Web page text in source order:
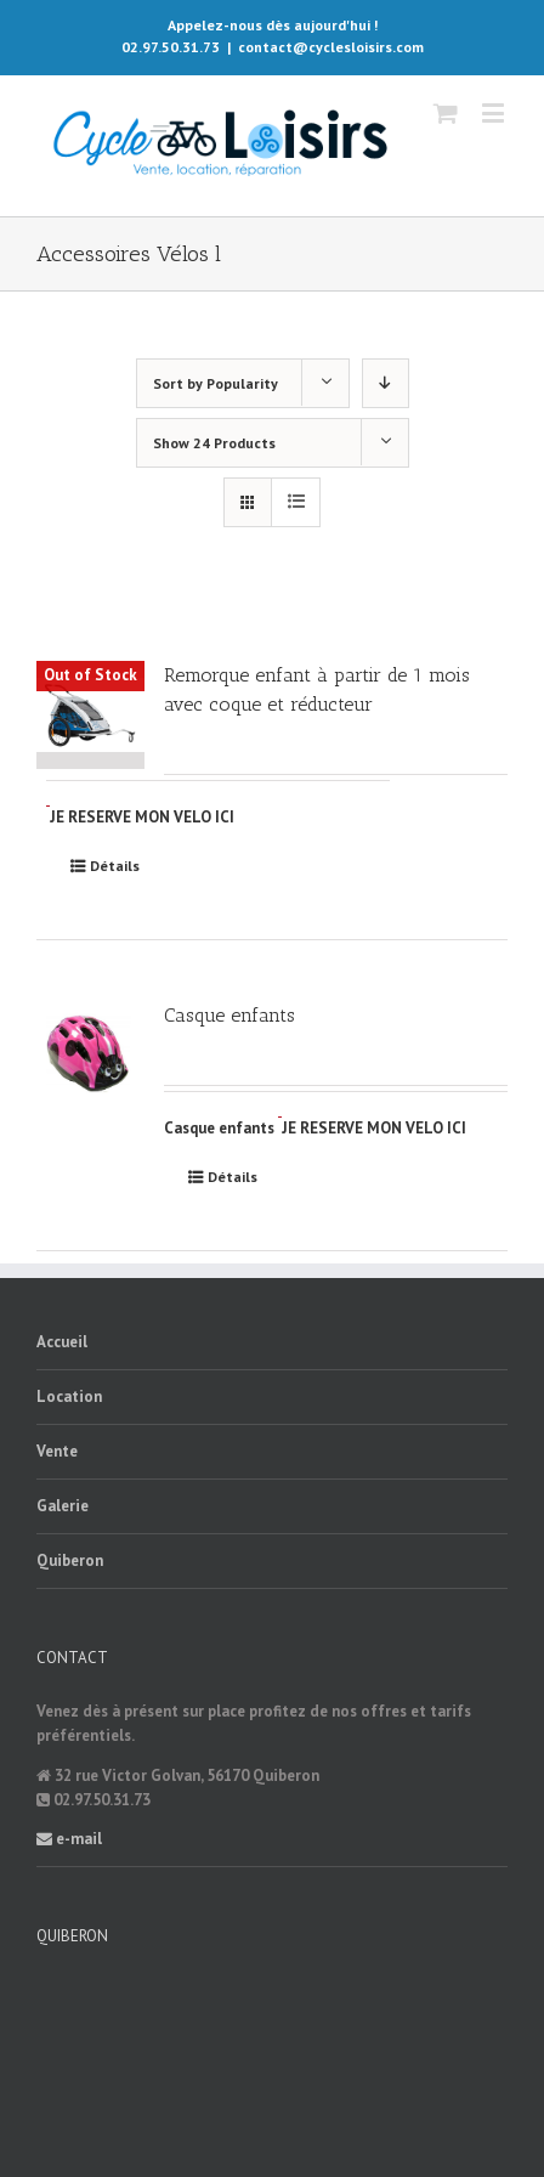
Appelez-nous dès aujourd'hui !
02.97.50.31.73 | contact@cyclesloisirs.com
Accessoires Vélos l
Sort by Popularity
Show 24 Products
Out of Stock
Remorque enfant à partir de 1 mois
avec coque et réducteur
JE RESERVE MON VELO ICI
Détails
Casque enfants
Casque enfants JE RESERVE MON VELO ICI
Détails
Accueil
Location
Vente
Galerie
Quiberon
CONTACT
Venez dès à présent sur place profitez de nos offres et tarifs
préférentiels.
32 rue Victor Golvan, 56170 Quiberon
02.97.50.31.73
e-mail
QUIBERON